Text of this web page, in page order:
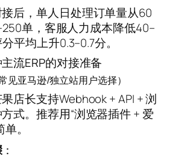
后，单人日处理订单量从60
单，客服人力成本降低40–
平均上升0.3–0.7分。
流ERP的对接准备
见亚马逊/独立站用户选择）
店长支持Webhook + API + 浏
式。推荐用“浏览器插件 + 爱
。
：